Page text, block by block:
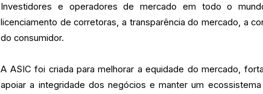
Investidores e operadores de mercado em todo o
licenciamento de corretoras, a transparência do mercado, a
do consumidor.
A ASIC foi criada para melhorar a equidade do mercado,
apoiar a integridade dos negócios e manter um